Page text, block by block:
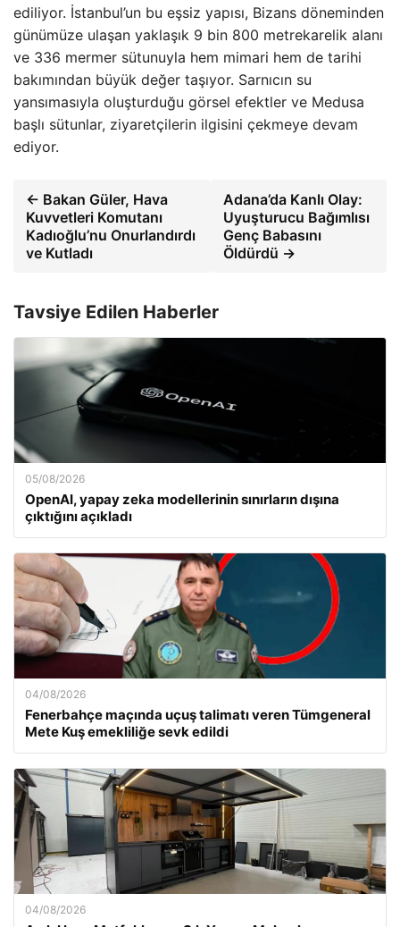
ediliyor. İstanbul’un bu eşsiz yapısı, Bizans döneminden
günümüze ulaşan yaklaşık 9 bin 800 metrekarelik alanı
ve 336 mermer sütunuyla hem mimari hem de tarihi
bakımından büyük değer taşıyor. Sarnıcın su
yansımasıyla oluşturduğu görsel efektler ve Medusa
başlı sütunlar, ziyaretçilerin ilgisini çekmeye devam
ediyor.
← Bakan Güler, Hava
Kuvvetleri Komutanı
Kadıoğlu’nu Onurlandırdı
ve Kutladı
Adana’da Kanlı Olay:
Uyuşturucu Bağımlısı
Genç Babasını
Öldürdü →
Tavsiye Edilen Haberler
05/08/2026
OpenAI, yapay zeka modellerinin sınırların dışına
çıktığını açıkladı
04/08/2026
Fenerbahçe maçında uçuş talimatı veren Tümgeneral
Mete Kuş emekliliğe sevk edildi
04/08/2026